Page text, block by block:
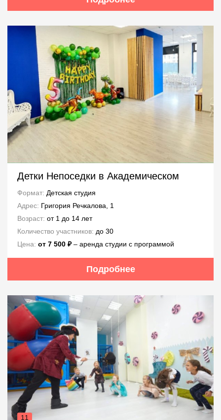
Детки Непоседки в Академическом
Формат: Детская студия
Адрес: Григория Речкалова, 1
Возраст: от 1 до 14 лет
Количество участников: до 30
Цена: от 7 500 ₽– аренда студии с программой
Подробнее
11